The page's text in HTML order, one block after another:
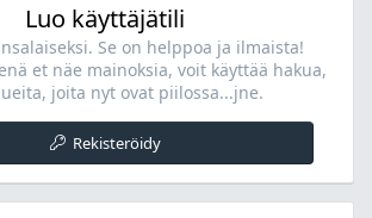
Luo käyttäjätili
Se on helppoa ja ilmaista!
et näe mainoksia, voit käyttää hakua,
joita nyt ovat piilossa...jne.
Rekisteröidy